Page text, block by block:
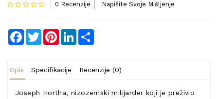
0 Recenzije Napišite Svoje Mišljenje
Facebook
TwitterPinterestLinkedIn
Opis Specifikacije Recenzije (0)
Joseph Hortha, nizozemski milijarder koji je preživio